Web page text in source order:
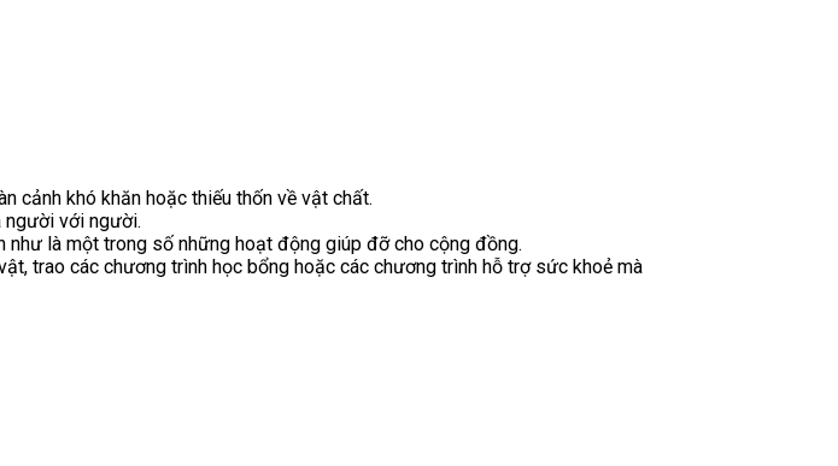
cảnh khó khăn hoặc thiếu thốn về vật chất.
người với người.
như là một trong số những hoạt động giúp đỡ cho cộng đồng.
trao các chương trình học bổng hoặc các chương trình hỗ trợ sức khoẻ mà